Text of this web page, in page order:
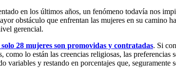
en los últimos años, un fenómeno todavía nos
obstáculo que enfrentan las mujeres en su camino
gerencial.
28 mujeres son promovidas y contratadas. Si
lo están las creencias religiosas, las preferencias
y restando en porcentajes que, seguramente